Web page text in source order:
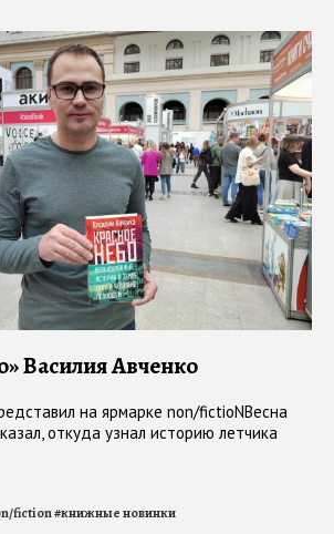
Василия Авченко
на ярмарке non/fictioNВесна
откуда узнал историю летчика
fiction#книжные новинки